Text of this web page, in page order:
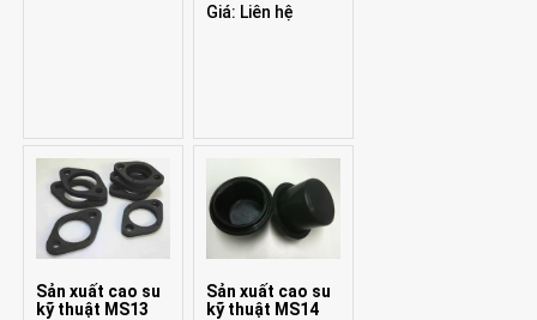
Giá: Liên hệ
Sản xuất cao su
kỹ thuật MS13
Sản xuất cao su
kỹ thuật MS14